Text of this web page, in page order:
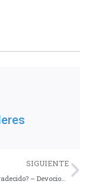
SIGUIENTE
¿Eres agradecido? – Devocional